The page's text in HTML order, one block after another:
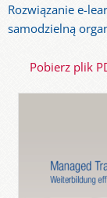
Rozwiązanie e-
samodzielną
Pobierz plik